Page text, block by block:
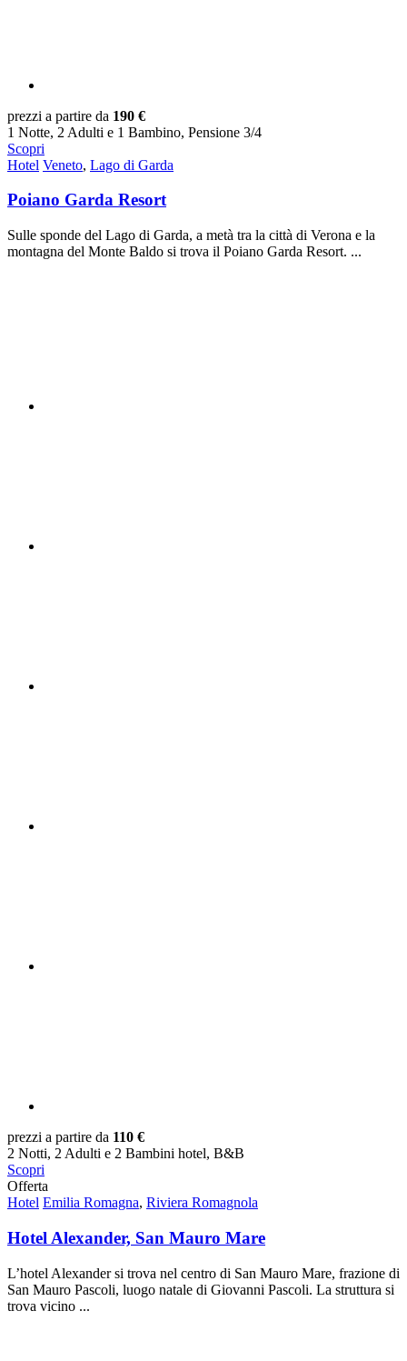
prezzi a partire da 190 €
1 Notte, 2 Adulti e 1 Bambino, Pensione 3/4
Scopri
Hotel Veneto, Lago di Garda
Poiano Garda Resort
Sulle sponde del Lago di Garda, a metà tra la città di Verona e la
montagna del Monte Baldo si trova il Poiano Garda Resort. ...
prezzi a partire da 110 €
2 Notti, 2 Adulti e 2 Bambini hotel, B&B
Scopri
Offerta
Hotel Emilia Romagna, Riviera Romagnola
Hotel Alexander, San Mauro Mare
L’hotel Alexander si trova nel centro di San Mauro Mare, frazione di
San Mauro Pascoli, luogo natale di Giovanni Pascoli. La struttura si
trova vicino ...